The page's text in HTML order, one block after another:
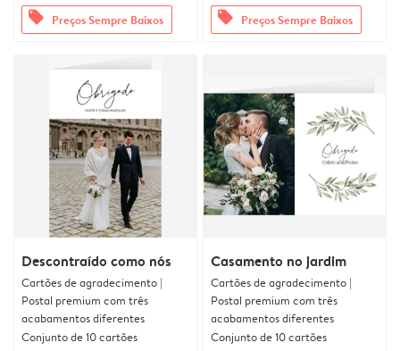
offers Preços Sempre Baixos offers Preços Sempre Baixos
Descontraído como nós
Cartões de agradecimento |
Postal premium com três
acabamentos diferentes
Conjunto de 10 cartões
Casamento no jardim
Cartões de agradecimento |
Postal premium com três
acabamentos diferentes
Conjunto de 10 cartões